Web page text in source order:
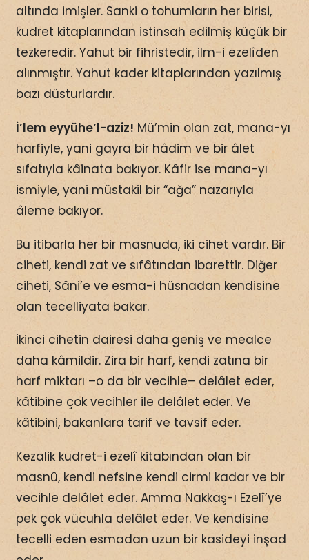
altında imişler. Sanki o tohumların her birisi,
kudret kitaplarından istinsah edilmiş küçük bir
tezkeredir. Yahut bir fihristedir, ilm-i ezelîden
alınmıştır. Yahut kader kitaplarından yazılmış
bazı düsturlardır.
İ’lem eyyühe’l-aziz! Mü’min olan zat, mana-yı
harfiyle, yani gayra bir hâdim ve bir âlet
sıfatıyla kâinata bakıyor. Kâfir ise mana-yı
ismiyle, yani müstakil bir “ağa” nazarıyla
âleme bakıyor.
Bu itibarla her bir masnuda, iki cihet vardır. Bir
ciheti, kendi zat ve sıfâtından ibarettir. Diğer
ciheti, Sâni’e ve esma-i hüsnadan kendisine
olan tecelliyata bakar.
İkinci cihetin dairesi daha geniş ve mealce
daha kâmildir. Zira bir harf, kendi zatına bir
harf miktarı –o da bir vecihle– delâlet eder,
kâtibine çok vecihler ile delâlet eder. Ve
kâtibini, bakanlara tarif ve tavsif eder.
Kezalik kudret-i ezelî kitabından olan bir
masnû, kendi nefsine kendi cirmi kadar ve bir
vecihle delâlet eder. Amma Nakkaş-ı Ezelî’ye
pek çok vücuhla delâlet eder. Ve kendisine
tecelli eden esmadan uzun bir kasideyi inşad